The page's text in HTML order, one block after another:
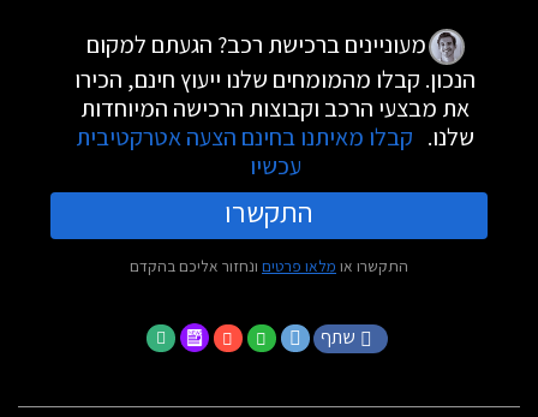
מעוניינים ברכישת רכב? הגעתם למקום
הנכון. קבלו מהמומחים שלנו ייעוץ חינם, הכירו
את מבצעי הרכב וקבוצות הרכישה המיוחדות
שלנו. קבלו מאיתנו בחינם הצעה אטרקטיבית
עכשיו
התקשרו
התקשרו או מלאו פרטים ונחזור אליכם בהקדם
שתף